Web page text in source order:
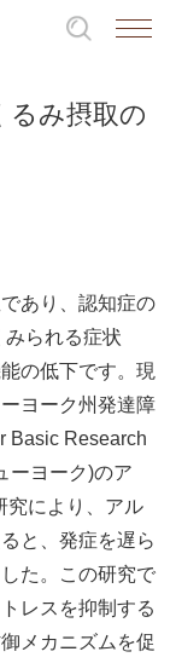
るみ摂取の
あり、認知症の
られる症状
の低下です。現
ヨーク州発達障
Basic Research
ーヨーク)のア
究により、アル
と、発症を遅ら
た。この研究で
レスを抑制する
メカニズムを促